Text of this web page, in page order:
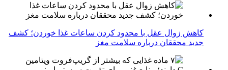
کاهش زوال عقل با محدود کردن ساعات غذا خوردن؛ کشف
جدید محققان درباره سلامت مغز